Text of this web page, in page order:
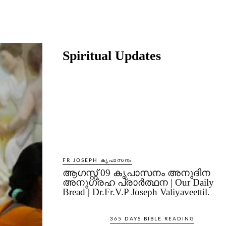
Spiritual Updates
FR JOSEPH കൃപാസനം
ആഗസ്റ്റ് 09 കൃപാസനം അനുദിന
അനുഗ്രഹ പ്രാർത്ഥന | Our Daily
Bread | Dr.Fr.V.P Joseph Valiyaveettil.
365 DAYS BIBLE READING